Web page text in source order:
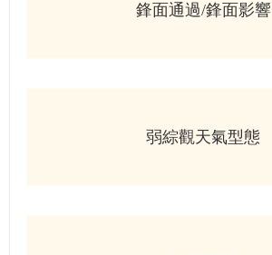
鋒面通過/鋒面影響
弱綜觀天氣型態